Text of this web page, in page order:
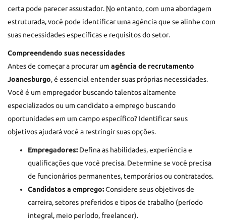
certa pode parecer assustador. No entanto, com uma abordagem
estruturada, você pode identificar uma agência que se alinhe com
suas necessidades específicas e requisitos do setor.
Compreendendo suas necessidades
Antes de começar a procurar um agência de recrutamento
Joanesburgo, é essencial entender suas próprias necessidades.
Você é um empregador buscando talentos altamente
especializados ou um candidato a emprego buscando
oportunidades em um campo específico? Identificar seus
objetivos ajudará você a restringir suas opções.
Empregadores: Defina as habilidades, experiência e
qualificações que você precisa. Determine se você precisa
de funcionários permanentes, temporários ou contratados.
Candidatos a emprego:Considere seus objetivos de
carreira, setores preferidos e tipos de trabalho (período
integral, meio período, freelancer).